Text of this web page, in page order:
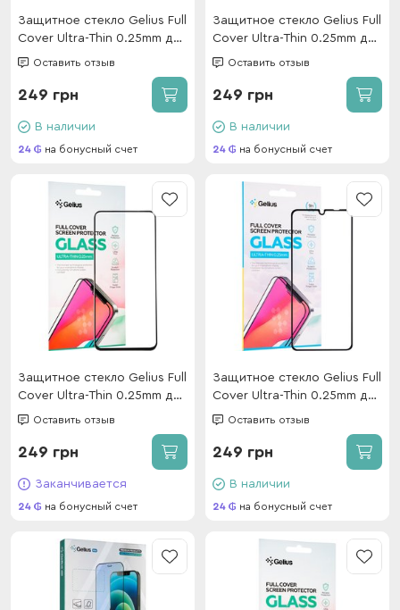
Защитное стекло Gelius Full
Cover Ultra-Thin 0.25mm для
Poco X4 Pro 5G Black
Оставить отзыв
249 грн
В наличии
24 на бонусный счет
Защитное стекло Gelius Full
Cover Ultra-Thin 0.25mm для
Xiaomi Mi 12 Lite Black
Оставить отзыв
249 грн
В наличии
24 на бонусный счет
Защитное стекло Gelius Full
Cover Ultra-Thin 0.25mm для
Xiaomi Redmi Note 11T Pro
Black
Оставить отзыв
249 грн
Заканчивается
24 на бонусный счет
Защитное стекло Gelius Full
Cover Ultra-Thin 0.25mm для
Xiaomi Redmi 14c
C75/Poco M7 5G Black
Оставить отзыв
249 грн
В наличии
24 на бонусный счет